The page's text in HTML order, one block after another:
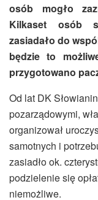
osób mogło
Kilkaset osób
zasiadało do
będzie to
przygotowano
Od lat DK
pozarządowymi,
organizował
samotnych i
zasiadło ok.
podzielenie się
niemożliwe.